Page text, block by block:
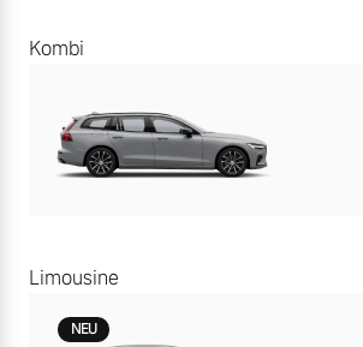
Kombi
Limousine
NEU